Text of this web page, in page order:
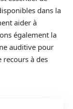
dans la
aider à
également la
auditive pour
recours à des